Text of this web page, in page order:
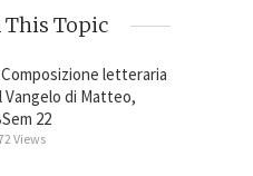
Topic
Composizione letteraria
Vangelo di Matteo,
22
Views